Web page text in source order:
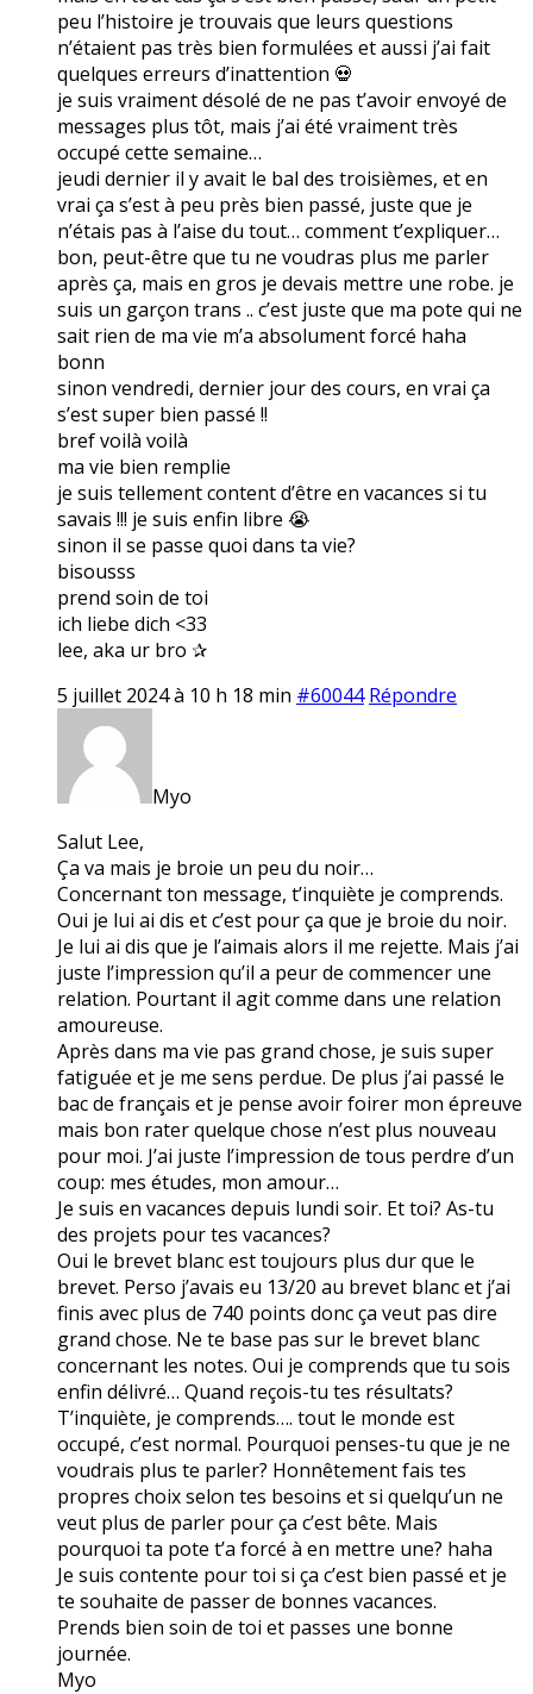
peu l’histoire je trouvais que leurs questions
n’étaient pas très bien formulées et aussi j’ai fait
quelques erreurs d’inattention 💀
je suis vraiment désolé de ne pas t’avoir envoyé de
messages plus tôt, mais j’ai été vraiment très
occupé cette semaine…
jeudi dernier il y avait le bal des troisièmes, et en
vrai ça s’est à peu près bien passé, juste que je
n’étais pas à l’aise du tout… comment t’expliquer…
bon, peut-être que tu ne voudras plus me parler
après ça, mais en gros je devais mettre une robe. je
suis un garçon trans .. c’est juste que ma pote qui ne
sait rien de ma vie m’a absolument forcé haha
bonn
sinon vendredi, dernier jour des cours, en vrai ça
s’est super bien passé !!
bref voilà voilà
ma vie bien remplie
je suis tellement content d’être en vacances si tu
savais !!! je suis enfin libre 😭
sinon il se passe quoi dans ta vie?
bisousss
prend soin de toi
ich liebe dich <33
lee, aka ur bro ✰
5 juillet 2024 à 10 h 18 min #60044 Répondre
Myo
Salut Lee,
Ça va mais je broie un peu du noir…
Concernant ton message, t’inquiète je comprends.
Oui je lui ai dis et c’est pour ça que je broie du noir.
Je lui ai dis que je l’aimais alors il me rejette. Mais j’ai
juste l’impression qu’il a peur de commencer une
relation. Pourtant il agit comme dans une relation
amoureuse.
Après dans ma vie pas grand chose, je suis super
fatiguée et je me sens perdue. De plus j’ai passé le
bac de français et je pense avoir foirer mon épreuve
mais bon rater quelque chose n’est plus nouveau
pour moi. J’ai juste l’impression de tous perdre d’un
coup: mes études, mon amour…
Je suis en vacances depuis lundi soir. Et toi? As-tu
des projets pour tes vacances?
Oui le brevet blanc est toujours plus dur que le
brevet. Perso j’avais eu 13/20 au brevet blanc et j’ai
finis avec plus de 740 points donc ça veut pas dire
grand chose. Ne te base pas sur le brevet blanc
concernant les notes. Oui je comprends que tu sois
enfin délivré… Quand reçois-tu tes résultats?
T’inquiète, je comprends…. tout le monde est
occupé, c’est normal. Pourquoi penses-tu que je ne
voudrais plus te parler? Honnêtement fais tes
propres choix selon tes besoins et si quelqu’un ne
veut plus de parler pour ça c’est bête. Mais
pourquoi ta pote t’a forcé à en mettre une? haha
Je suis contente pour toi si ça c’est bien passé et je
te souhaite de passer de bonnes vacances.
Prends bien soin de toi et passes une bonne
journée.
Myo